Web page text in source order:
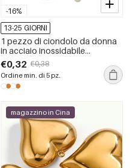
-16%
13-25 GIORNI
1 pezzo di ciondolo da donna
in acciaio inossidabile
impermeabile color oro a forma
di vortice moderno della serie
Lustrous
€0,32 €0,38
Ordine min. di 5 pz.
magazzino in Cina